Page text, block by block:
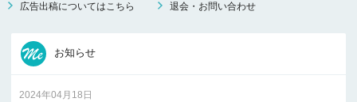
広告出稿についてはこちら 退会・お問い合わせ
お知らせ
2024年04月18日